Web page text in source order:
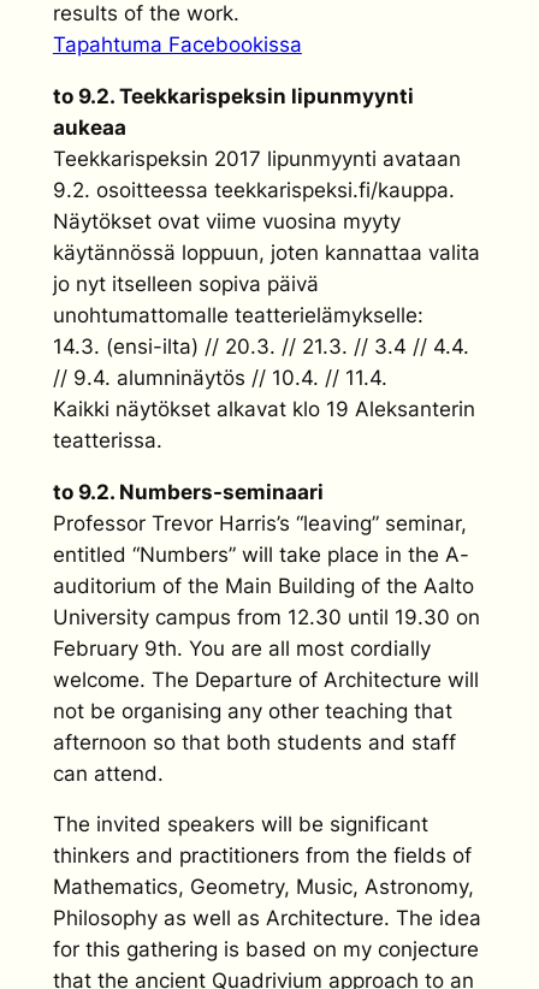
results of the work.
Tapahtuma Facebookissa
to 9.2. Teekkarispeksin lipunmyynti
aukeaa
Teekkarispeksin 2017 lipunmyynti avataan
9.2. osoitteessa teekkarispeksi.fi/kauppa.
Näytökset ovat viime vuosina myyty
käytännössä loppuun, joten kannattaa valita
jo nyt itselleen sopiva päivä
unohtumattomalle teatterielämykselle:
14.3. (ensi-ilta) // 20.3. // 21.3. // 3.4 // 4.4.
// 9.4. alumninäytös // 10.4. // 11.4.
Kaikki näytökset alkavat klo 19 Aleksanterin
teatterissa.
to 9.2. Numbers-seminaari
Professor Trevor Harris’s “leaving” seminar,
entitled “Numbers” will take place in the A-
auditorium of the Main Building of the Aalto
University campus from 12.30 until 19.30 on
February 9th. You are all most cordially
welcome. The Departure of Architecture will
not be organising any other teaching that
afternoon so that both students and staff
can attend.
The invited speakers will be significant
thinkers and practitioners from the fields of
Mathematics, Geometry, Music, Astronomy,
Philosophy as well as Architecture. The idea
for this gathering is based on my conjecture
that the ancient Quadrivium approach to an